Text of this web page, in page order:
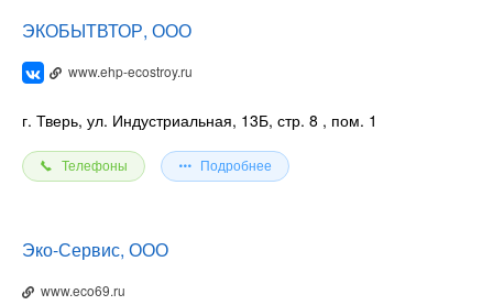
ЭКОБЫТВТОР, ООО
www.ehp-ecostroy.ru
г. Тверь, ул. Индустриальная, 13Б, стр. 8 , пом. 1
Телефоны Подробнее
Эко-Сервис, ООО
www.eco69.ru